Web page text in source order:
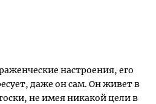
настроения, его
даже он сам. Он живет в
не имея никакой цели в